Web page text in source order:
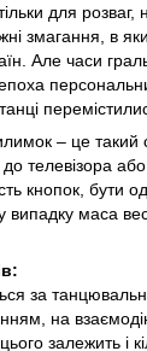
для розваг,
змагання, в
Але часи
– це такий
телевізора
кнопок, бути
випадку маса
за
на
залежить і